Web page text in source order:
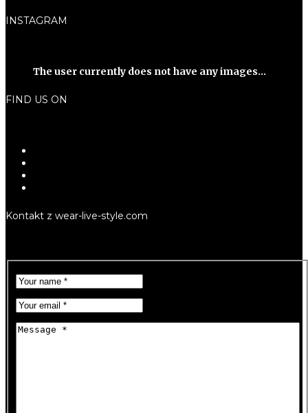
INSTAGRAM
The user currently does not have any images...
FIND US ON
Kontakt z wear-live-style.com